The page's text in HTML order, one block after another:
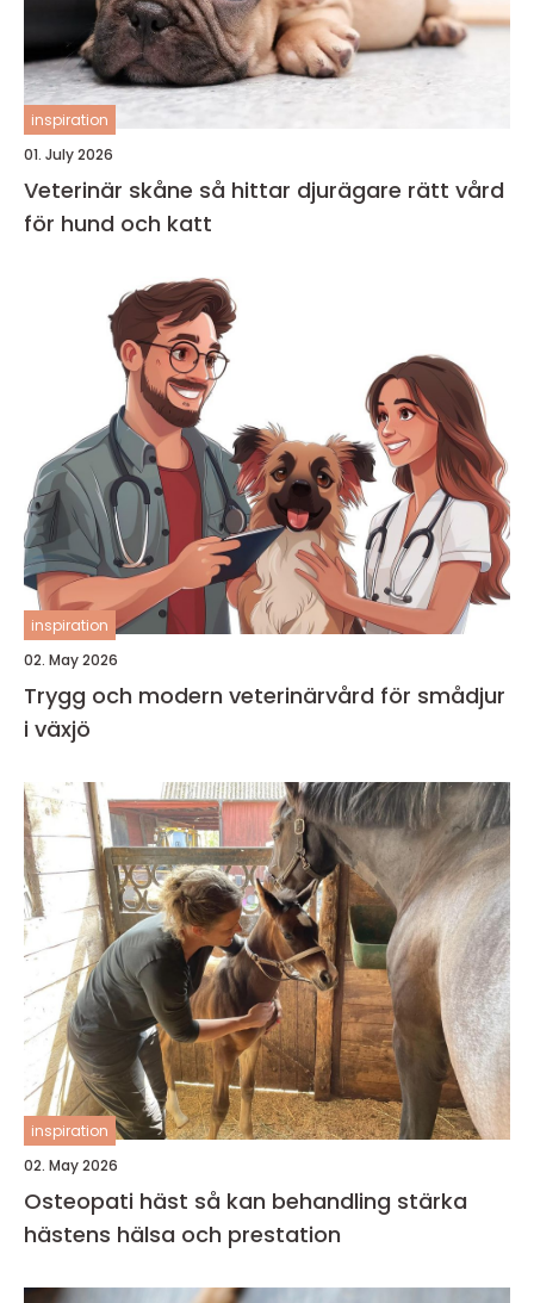
inspiration
01. July 2026
Veterinär skåne så hittar djurägare rätt vård
för hund och katt
inspiration
02. May 2026
Trygg och modern veterinärvård för smådjur
i växjö
inspiration
02. May 2026
Osteopati häst så kan behandling stärka
hästens hälsa och prestation